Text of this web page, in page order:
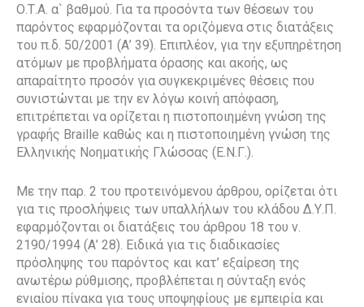
Ο.Τ.Α. α` βαθμού. Για τα προσόντα των θέσεων του
παρόντος εφαρμόζονται τα οριζόμενα στις διατάξεις
του π.δ. 50/2001 (Α’ 39). Επιπλέον, για την εξυπηρέτηση
ατόμων με προβλήματα όρασης και ακοής, ως
απαραίτητο προσόν για συγκεκριμένες θέσεις που
συνιστώνται με την εν λόγω κοινή απόφαση,
επιτρέπεται να ορίζεται η πιστοποιημένη γνώση της
γραφής Braille καθώς και η πιστοποιημένη γνώση της
Ελληνικής Νοηματικής Γλώσσας (Ε.Ν.Γ.).
Με την παρ. 2 του προτεινόμενου άρθρου, ορίζεται ότι
για τις προσλήψεις των υπαλλήλων του κλάδου Δ.Υ.Π.
εφαρμόζονται οι διατάξεις του άρθρου 18 του ν.
2190/1994 (Α’ 28). Ειδικά για τις διαδικασίες
πρόσληψης του παρόντος και κατ’ εξαίρεση της
ανωτέρω ρύθμισης, προβλέπεται η σύνταξη ενός
ενιαίου πίνακα για τους υποψηφίους με εμπειρία και